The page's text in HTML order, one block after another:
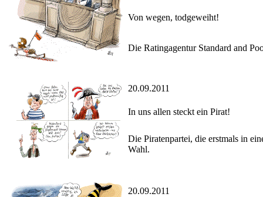
Von wegen, todgeweiht!
Die Ratingagentur Standard and
20.09.2011
In uns allen steckt ein Pirat!
Die Piratenpartei, die erstmals in
Wahl.
20.09.2011